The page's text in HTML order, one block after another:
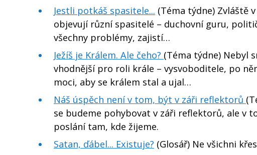
Jestli potkáš spasitele... (Téma týdne) Zvláště
objevují různí spasitelé – duchovní guru,
všechny problémy, zajistí…
Ježíš je Králem. Ale čeho? (Téma týdne) Nebyl
vhodnější pro roli krále – vysvoboditele, po
moci, aby se králem stal a ujal…
Náš úspěch není v tom, být v záři reflektorů
se budeme pohybovat v záři reflektorů, ale v
poslání tam, kde žijeme.
Satan, ďábel... Existuje? (Glosář) Ne všichni